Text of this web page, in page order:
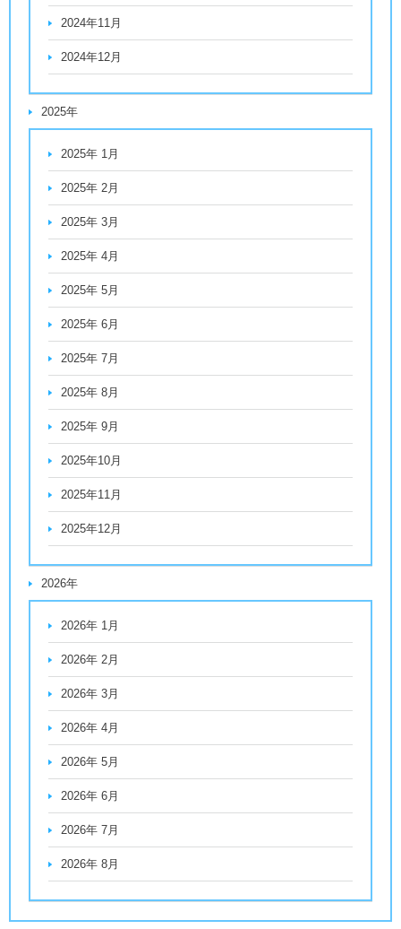
2024年11月
2024年12月
2025年
2025年 1月
2025年 2月
2025年 3月
2025年 4月
2025年 5月
2025年 6月
2025年 7月
2025年 8月
2025年 9月
2025年10月
2025年11月
2025年12月
2026年
2026年 1月
2026年 2月
2026年 3月
2026年 4月
2026年 5月
2026年 6月
2026年 7月
2026年 8月